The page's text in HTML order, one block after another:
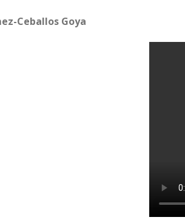
Ceballos Goya